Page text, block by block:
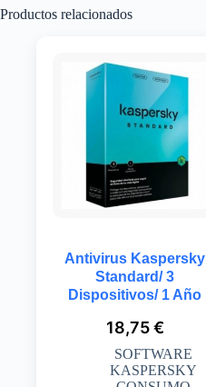
Productos relacionados
Antivirus Kaspersky
Standard/ 3
Dispositivos/ 1 Año
18,75€
SOFTWARE
KASPERSKY